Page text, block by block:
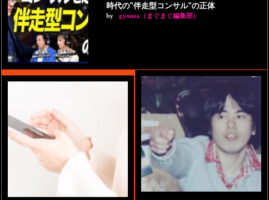
時代の"伴走型コンサル"の正体
by gyouza（まぐまぐ編集部）